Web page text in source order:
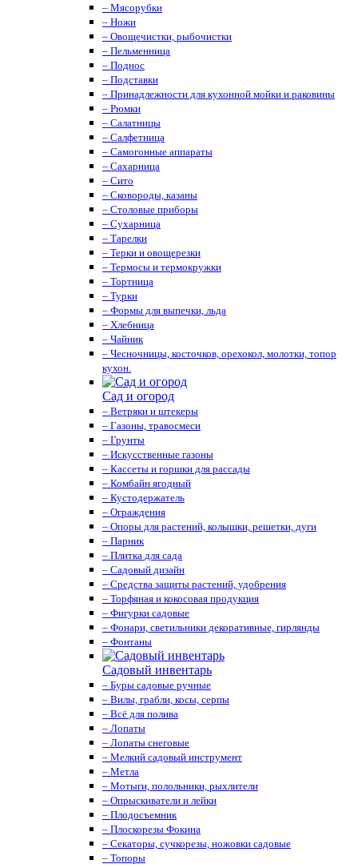
– Мясорубки
– Ножи
– Овощечистки, рыбочистки
– Пельменница
– Поднос
– Подставки
– Принадлежности для кухонной мойки и раковины
– Рюмки
– Салатницы
– Салфетница
– Самогонные аппараты
– Сахарница
– Сито
– Сковороды, казаны
– Столовые приборы
– Сухарница
– Тарелки
– Терки и овощерезки
– Термосы и термокружки
– Тортница
– Турки
– Формы для выпечки, льда
– Хлебница
– Чайник
– Чесночницы, косточков, орехокол, молотки, топор
кухон.
Сад и огород
– Ветряки и штекеры
– Газоны, травосмеси
– Грунты
– Искусственные газоны
– Кассеты и горшки для рассады
– Комбайн ягодный
– Кустодержатель
– Ограждения
– Опоры для растений, колышки, решетки, дуги
– Парник
– Плитка для сада
– Садовый дизайн
– Средства защиты растений, удобрения
– Торфяная и кокосовая продукция
– Фигурки садовые
– Фонари, светильники декоративные, гирлянды
– Фонтаны
Садовый инвентарь
– Буры садовые ручные
– Вилы, грабли, косы, серпы
– Всё для полива
– Лопаты
– Лопаты снеговые
– Мелкий садовый инструмент
– Метла
– Мотыги, полольники, рыхлители
– Опрыскиватели и лейки
– Плодосъемник
– Плоскорезы Фокина
– Секаторы, сучкорезы, ножовки садовые
– Топоры